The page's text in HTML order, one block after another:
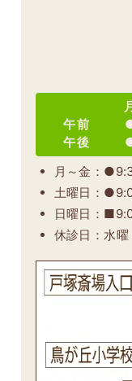
月
午前
午後
月～金：
土曜日：
日曜日：
休診日：水曜